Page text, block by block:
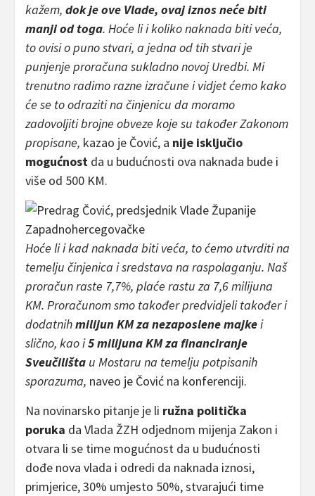
kažem, dok je ove Vlade, ovaj iznos neće biti
manji od toga. Hoće li i koliko naknada biti veća,
to ovisi o puno stvari, a jedna od tih stvari je
punjenje proračuna sukladno novoj Uredbi. Mi
trenutno radimo razne izračune i vidjet ćemo kako
će se to odraziti na činjenicu da moramo
zadovoljiti brojne obveze koje su također Zakonom
propisane, kazao je Čović, a nije isključio
mogućnost da u budućnosti ova naknada bude i
više od 500 KM.
Hoće li i kad naknada biti veća, to ćemo utvrditi na
temelju činjenica i sredstava na raspolaganju. Naš
proračun raste 7,7%, plaće rastu za 7,6 milijuna
KM. Proračunom smo također predvidjeli također i
dodatnihmilijun KM za nezaposlene majkei
slično, kao i5 milijuna KM za financiranje
Sveučilišta u Mostaru na temelju potpisanih
sporazuma, naveo je Čović na konferenciji.
Na novinarsko pitanje je li ružna politička
poruka da Vlada ŽZH odjednom mijenja Zakon i
otvara li se time mogućnost da u budućnosti
dođe nova vlada i odredi da naknada iznosi,
primjerice, 30% umjesto 50%, stvarajući time